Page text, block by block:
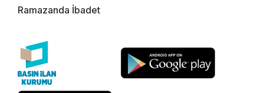
Ramazanda İbadet